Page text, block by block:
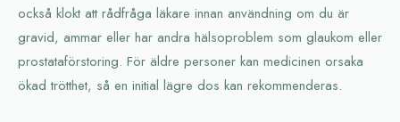
också klokt att rådfråga läkare innan användning om du är
gravid, ammar eller har andra hälsoproblem som glaukom eller
prostataförstoring. För äldre personer kan medicinen orsaka
ökad trötthet, så en initial lägre dos kan rekommenderas.